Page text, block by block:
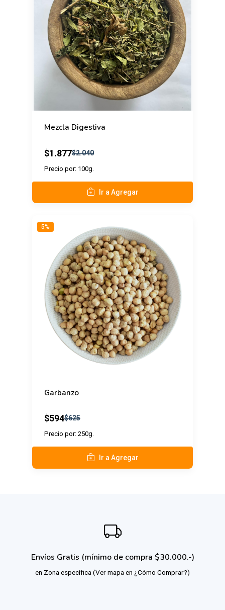
Mezcla Digestiva
$1.877$2.040
Precio por: 100g.
Ir a Agregar
5%
Garbanzo
$594$625
Precio por: 250g.
Ir a Agregar
Envíos Gratis (mínimo de compra $30.000.-)
en Zona específica (Ver mapa en ¿Cómo Comprar?)